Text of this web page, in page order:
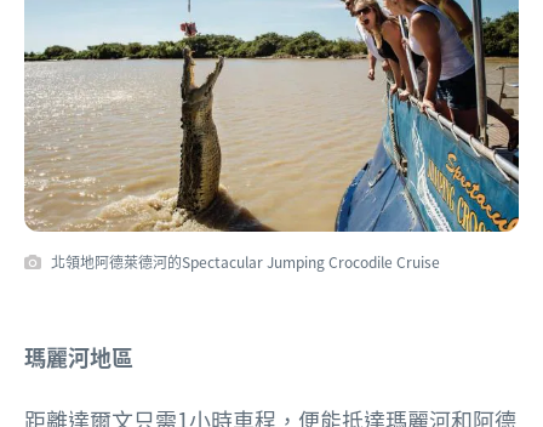
北領地阿德萊德河的Spectacular Jumping Crocodile Cruise
瑪麗河地區
距離達爾文只需1小時車程，便能抵達瑪麗河和阿德